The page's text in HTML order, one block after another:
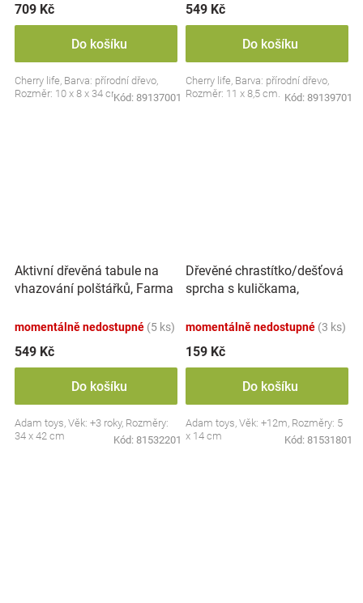
709 Kč
Do košíku
Cherry life, Barva: přírodní dřevo,
Rozměr: 10 x 8 x 34 cm.Kód: 89137001
549 Kč
Do košíku
Cherry life, Barva: přírodní dřevo,
Rozměr: 11 x 8,5 cm.
Kód: 89139701
Aktivní dřevěná tabule na
vhazování polštářků, Farma
momentálně nedostupné (5 ks)
549 Kč
Do košíku
Adam toys, Věk: +3 roky, Rozměry:
34 x 42 cm
Kód: 81532201
Dřevěné chrastítko/dešťová
sprcha s kuličkama,
momentálně nedostupné (3 ks)
159 Kč
Do košíku
Adam toys, Věk: +12m, Rozměry: 5
x 14 cm
Kód: 81531801